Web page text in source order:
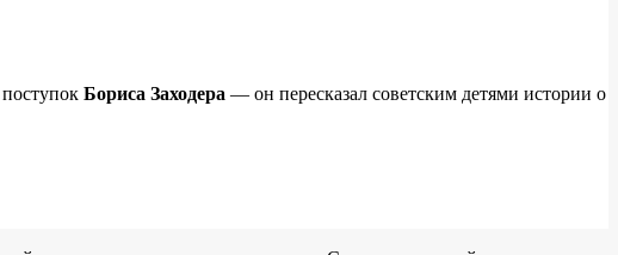
Бориса Заходера — он пересказал советским детями истории о